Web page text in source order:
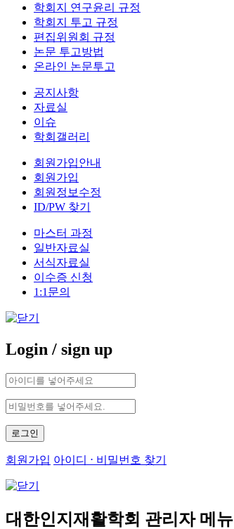
학회지 연구윤리 규정
학회지 투고 규정
편집위원회 규정
논문 투고방법
온라인 논문투고
공지사항
자료실
이슈
학회갤러리
회원가입안내
회원가입
회원정보수정
ID/PW 찾기
마스터 과정
일반자료실
서식자료실
이수증 신청
1:1문의
Login / sign up
로그인
회원가입 아이디 ⋅ 비밀번호 찾기
대한인지재활학회 관리자 메뉴